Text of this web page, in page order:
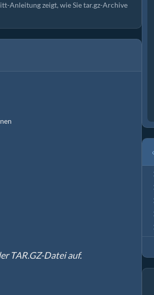
Anleitung zeigt, wie Sie tar.gz-Archive
TAR.GZ-Datei auf.